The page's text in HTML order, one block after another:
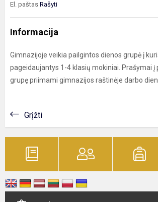
El. paštas Rašyti
Informacija
Gimnazijoje veikia pailgintos dienos grupė į
pageidaujantys 1-4 klasių mokiniai. Prašymai į
grupę priimami gimnazijos raštinėje darbo
Grįžti